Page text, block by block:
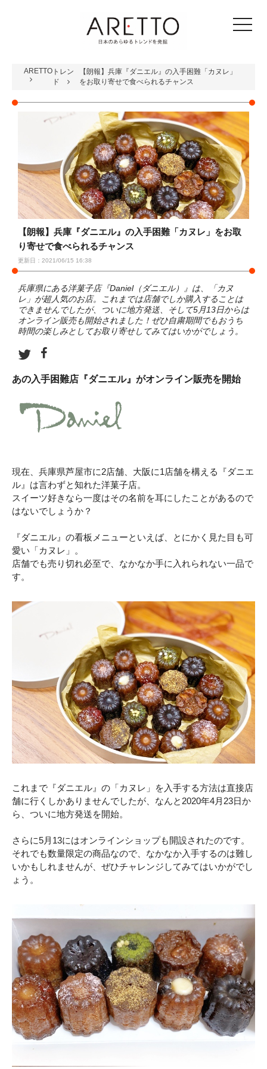
toggle
ARETTO トレン
ド
【朗報】兵庫『ダニエル』の入手困難「カヌレ」
をお取り寄せで食べられるチャンス
【朗報】兵庫『ダニエル』の入手困難「カヌレ」をお取
り寄せで食べられるチャンス
更新日：2021/06/15 16:38
兵庫県にある洋菓子店『Daniel（ダニエル）』は、「カヌ
レ」が超人気のお店。これまでは店舗でしか購入することは
できませんでしたが、ついに地方発送、そして5月13日からは
オンライン販売も開始されました！ぜひ自粛期間でもおうち
時間の楽しみとしてお取り寄せしてみてはいかがでしょう。
あの入手困難店『ダニエル』がオンライン販売を開始
現在、兵庫県芦屋市に2店舗、大阪に1店舗を構える『ダニエ
ル』は言わずと知れた洋菓子店。
スイーツ好きなら一度はその名前を耳にしたことがあるので
はないでしょうか？
『ダニエル』の看板メニューといえば、とにかく見た目も可
愛い「カヌレ」。
店舗でも売り切れ必至で、なかなか手に入れられない一品で
す。
これまで『ダニエル』の「カヌレ」を入手する方法は直接店
舗に行くしかありませんでしたが、なんと2020年4月23日か
ら、ついに地方発送を開始。
さらに5月13にはオンラインショップも開設されたのです。
それでも数量限定の商品なので、なかなか入手するのは難し
いかもしれませんが、ぜひチャレンジしてみてはいかがでし
ょう。